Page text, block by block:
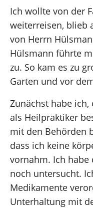
Ich wollte von der
weiterreisen, blieb
von Herrn
Hülsmann führte
zu. So kam es zu
Garten und vor
Zunächst habe
als Heilpraktiker
mit den Behörden
dass ich keine
vornahm. Ich habe
noch untersucht.
Medikamente
Unterhaltung mit